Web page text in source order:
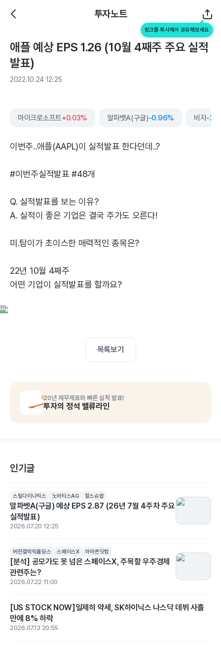
투자노트
링크를 복사해서 공유해보세요
애플 예상 EPS 1.26 (10월 4째주 주요 실적
발표)
2022.10.24 12:25
마이크로소프트+0.03% 알파벳A(구글)-0.96% 비자-
이번주..애플(AAPL)이 실적발표 한다던데..?
#이번주실적발표 #48개
Q. 실적발표를 보는 이유?
A. 실적이 좋은 기업은 결국 주가도 오른다!
미.탐이가 초이스한 매력적인 종목은?
22년 10월 4째주
어떤 기업이 실적발표를 할까요?
목록보기
20년 재무제표와 빠른 실적 발표!
투자의 정석 밸류라인
인기글
스틸다이나믹스 노바티스AG 찰스슈왑
알파벳A(구글) 예상 EPS 2.87 (26년 7월 4주차 주요
실적발표)
2026.07.20 12:25
버진갤럭틱홀딩스 스페이스X 아마존닷컴
[분석] 공모가도 못 넘은 스페이스X, 주목할 우주경제
관련주는?
2026.07.22 11:00
[US STOCK NOW]일제히 약세, SK하이닉스 나스닥 데뷔 사흘
만에 8% 하락
2026.07.13 20:55